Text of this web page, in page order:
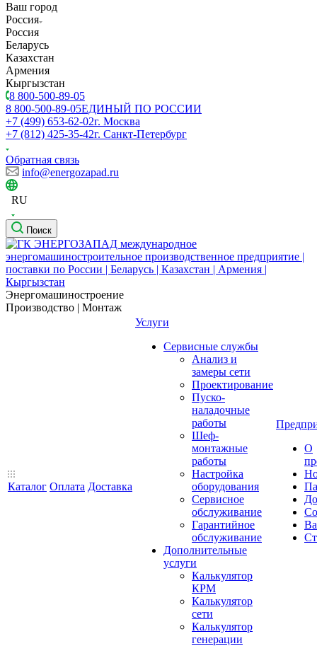
Ваш город
Россия
Россия
Беларусь
Казахстан
Армения
Кыргызстан
8 800-500-89-05
8 800-500-89-05ЕДИНЫЙ ПО РОССИИ
+7 (499) 653-62-02г. Москва
+7 (812) 425-35-42г. Санкт-Петербург
Обратная связь
info@energozapad.ru
RU
Поиск
Энергомашиностроение
Производство | Монтаж
Каталог Оплата Доставка
Услуги
Сервисные службы
Анализ и
замеры сети
Проектирование
Пуско-
наладочные
работы
Шеф-
монтажные
работы
Настройка
оборудования
Сервисное
обслуживание
Гарантийное
обслуживание
Дополнительные
услуги
Калькулятор
КРМ
Калькулятор
сети
Калькулятор
генерации
О